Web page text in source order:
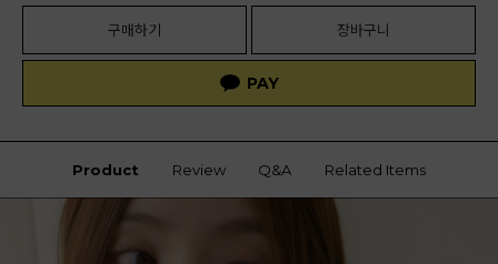
구매하기 장바구니
Product Review Q&A Related Items